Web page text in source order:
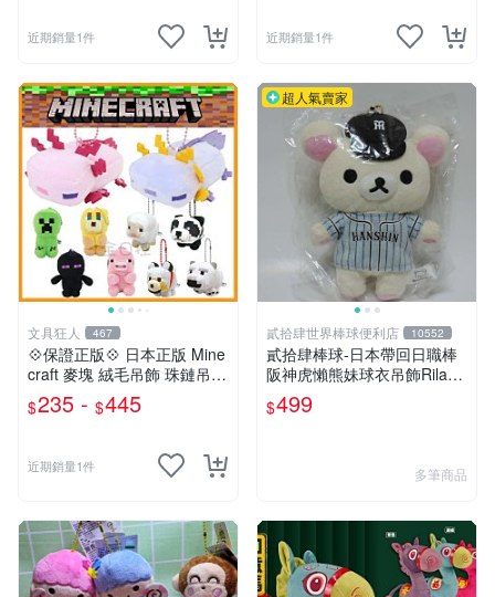
近期銷量1件 近期銷量1件
文具狂人 467
💠保證正版💠 日本正版 Mine
craft 麥塊 絨毛吊飾 珠鏈吊飾
包包吊飾 苦力怕 熊貓 蠑螈
六角恐龍 👉 全日控
$235 - $445
近期銷量1件
超人氣賣家
貳拾肆世界棒球便利店 10552
貳拾肆棒球-日本帶回日職棒
阪神虎懶熊妹球衣吊飾Rilakk
uma
$499
多筆商品